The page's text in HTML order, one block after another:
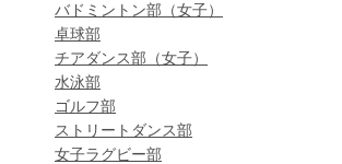
バドミントン部（女子）
卓球部
チアダンス部（女子）
水泳部
ゴルフ部
ストリートダンス部
女子ラグビー部